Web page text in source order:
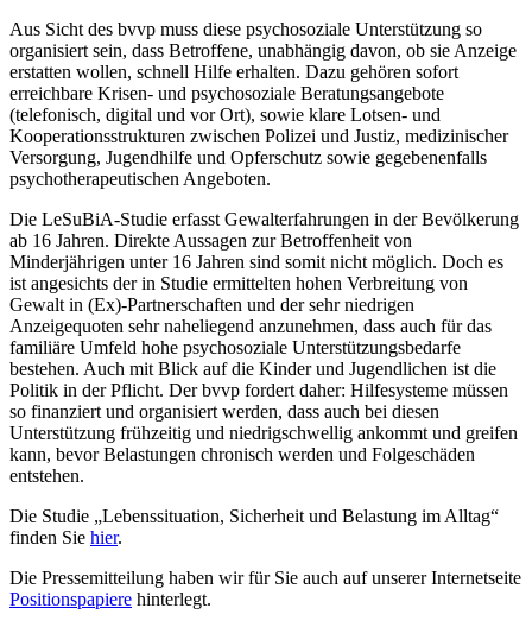
Aus Sicht des bvvp muss diese psychosoziale Unterstützung so
organisiert sein, dass Betroffene, unabhängig davon, ob sie Anzeige
erstatten wollen, schnell Hilfe erhalten. Dazu gehören sofort
erreichbare Krisen- und psychosoziale Beratungsangebote
(telefonisch, digital und vor Ort), sowie klare Lotsen- und
Kooperationsstrukturen zwischen Polizei und Justiz, medizinischer
Versorgung, Jugendhilfe und Opferschutz sowie gegebenenfalls
psychotherapeutischen Angeboten.
Die LeSuBiA-Studie erfasst Gewalterfahrungen in der Bevölkerung
ab 16 Jahren. Direkte Aussagen zur Betroffenheit von
Minderjährigen unter 16 Jahren sind somit nicht möglich. Doch es
ist angesichts der in Studie ermittelten hohen Verbreitung von
Gewalt in (Ex)-Partnerschaften und der sehr niedrigen
Anzeigequoten sehr naheliegend anzunehmen, dass auch für das
familiäre Umfeld hohe psychosoziale Unterstützungsbedarfe
bestehen. Auch mit Blick auf die Kinder und Jugendlichen ist die
Politik in der Pflicht. Der bvvp fordert daher: Hilfesysteme müssen
so finanziert und organisiert werden, dass auch bei diesen
Unterstützung frühzeitig und niedrigschwellig ankommt und greifen
kann, bevor Belastungen chronisch werden und Folgeschäden
entstehen.
Die Studie „Lebenssituation, Sicherheit und Belastung im Alltag“
finden Sie hier.
Die Pressemitteilung haben wir für Sie auch auf unserer Internetseite
Positionspapiere hinterlegt.